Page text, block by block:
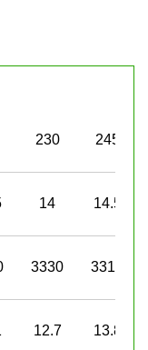
230 245
14 14.5
3330 3310
12.7 13.8